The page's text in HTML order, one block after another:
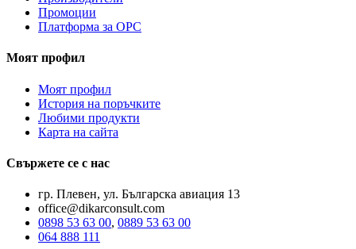
Промоции
Платформа за ОРС
Моят профил
Моят профил
История на поръчките
Любими продукти
Карта на сайта
Свържете се с нас
гр. Плевен, ул. Българска авиация 13
office@dikarconsult.com
0898 53 63 00, 0889 53 63 00
064 888 111